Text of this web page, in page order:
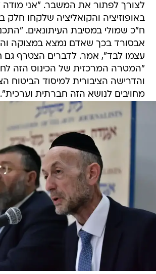
לצורך לפתור את המשבר. "אני מודה
באופוזיציה והקואליציה שלקחו חלק
ח"כ שמולי במסיבת העיתונאים.
אבסורד בכך שאדם נמצא במצוקה
עצמו לבד", אמר. לדברים הצטרף גם
"המטרה המרכזית של הכינוס הזה
והדרישה הציבורית למיסוד הביטוח
מחויבים לנושא הזה חברתית וערכית".